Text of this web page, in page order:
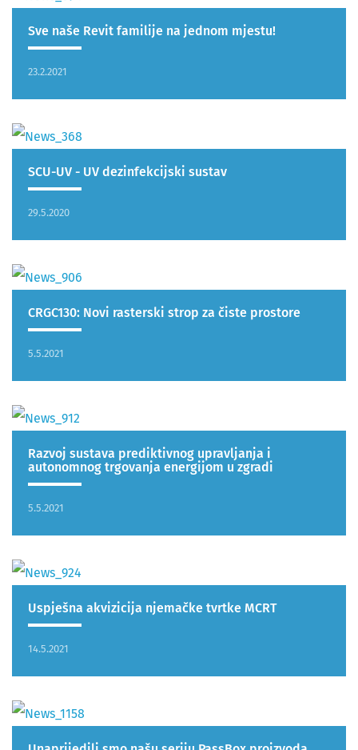
Sve naše Revit familije na jednom mjestu!
23.2.2021
SCU-UV - UV dezinfekcijski sustav
29.5.2020
CRGC130: Novi rasterski strop za čiste prostore
5.5.2021
Razvoj sustava prediktivnog upravljanja i
autonomnog trgovanja energijom u zgradi
5.5.2021
Uspješna akvizicija njemačke tvrtke MCRT
14.5.2021